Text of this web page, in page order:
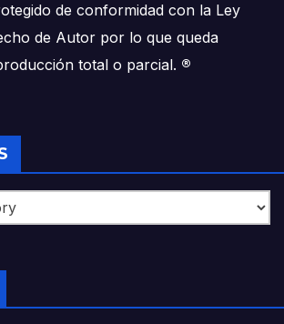
de conformidad con la Ley
de Autor por lo que queda
total o parcial. ®